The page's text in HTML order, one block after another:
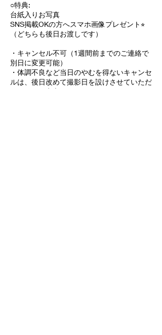
○特典:
台紙入りお写真
SNS掲載OKの方へスマホ画像プレゼント⭐︎
（どちらも後日お渡しです）
・キャンセル不可（1週間前までのご連絡で
別日に変更可能）
・体調不良など当日のやむを得ないキャンセ
ルは、後日改めて撮影日を設けさせていただ
きます。ご安心くださいね。